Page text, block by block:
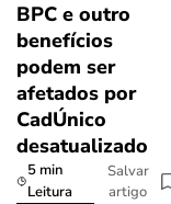
BPC e outro
benefícios
podem ser
afetados por
CadÚnico
desatualizado
5 min
Leitura
Salvar
artigo